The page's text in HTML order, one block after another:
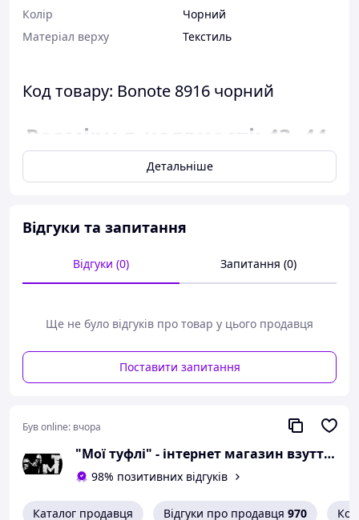
Колір
Чорний
Матеріал верху
Текстиль
Код товару: Bonote 8916 чорний
Розміри в наявності: 43, 44.
Відповідність розміру до
сантиметра;
сантиметра.
При оформленні замовлення
коментарях.
Вам сподобалася модель
і Ви вирішили купити?
9336271 і уточніть наявність
необхідного Вам розміру.
Детальніше
Відгуки та запитання
Відгуки (0) Запитання (0)
Ще не було відгуків про товар у цього продавця
Поставити запитання
Був online: вчора
"Мої туфлі" - інтернет магазин взуття на всі випадки життя.
98% позитивних відгуків
Каталог продавця Відгуки про продавця 970